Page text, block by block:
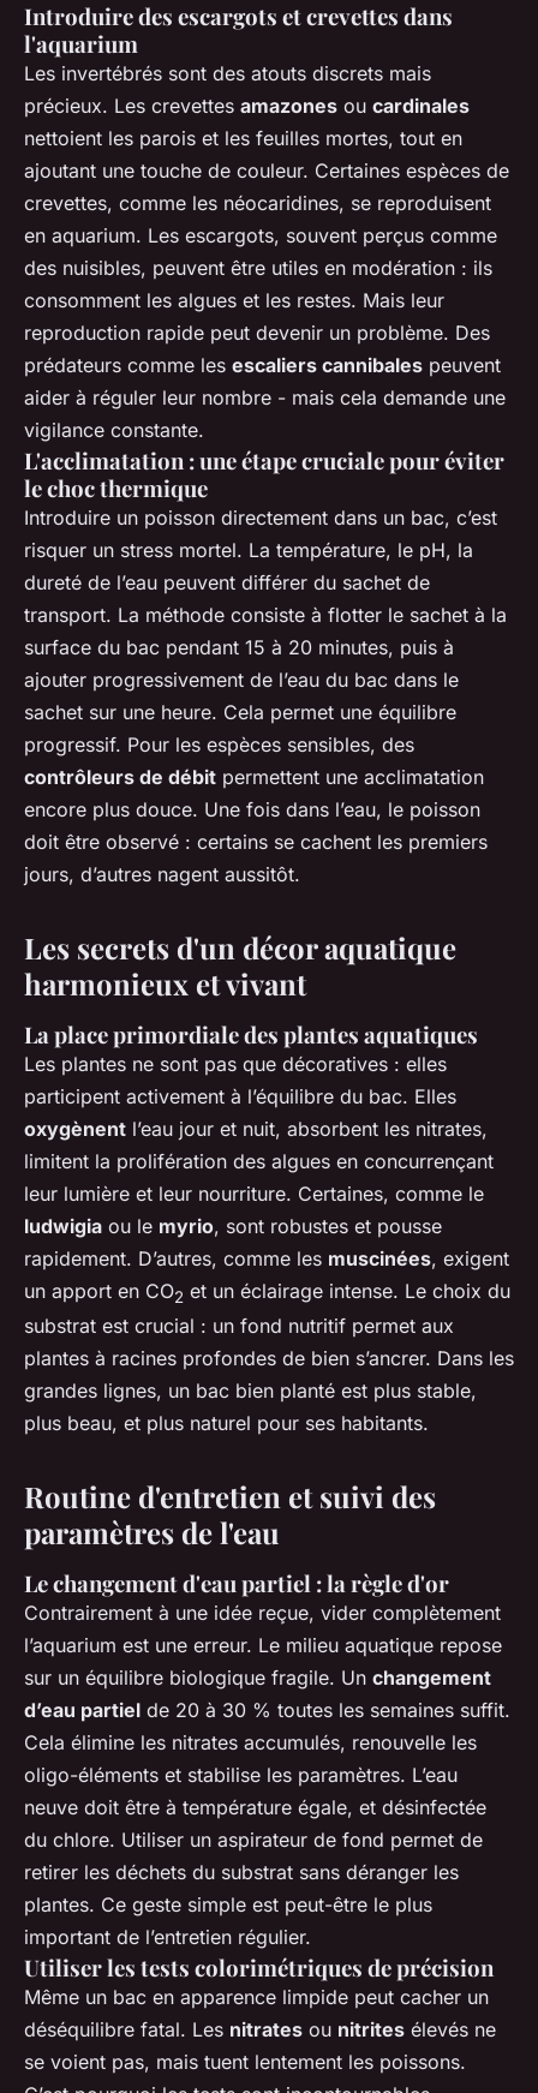
Introduire des escargots et crevettes dans
l'aquarium
Les invertébrés sont des atouts discrets mais
précieux. Les crevettes amazones ou cardinales
nettoient les parois et les feuilles mortes, tout en
ajoutant une touche de couleur. Certaines espèces de
crevettes, comme les néocaridines, se reproduisent
en aquarium. Les escargots, souvent perçus comme
des nuisibles, peuvent être utiles en modération : ils
consomment les algues et les restes. Mais leur
reproduction rapide peut devenir un problème. Des
prédateurs comme les escaliers cannibales peuvent
aider à réguler leur nombre - mais cela demande une
vigilance constante.
L'acclimatation : une étape cruciale pour éviter
le choc thermique
Introduire un poisson directement dans un bac, c’est
risquer un stress mortel. La température, le pH, la
dureté de l’eau peuvent différer du sachet de
transport. La méthode consiste à flotter le sachet à la
surface du bac pendant 15 à 20 minutes, puis à
ajouter progressivement de l’eau du bac dans le
sachet sur une heure. Cela permet une équilibre
progressif. Pour les espèces sensibles, des
contrôleurs de débit permettent une acclimatation
encore plus douce. Une fois dans l’eau, le poisson
doit être observé : certains se cachent les premiers
jours, d’autres nagent aussitôt.
Les secrets d'un décor aquatique
harmonieux et vivant
La place primordiale des plantes aquatiques
Les plantes ne sont pas que décoratives : elles
participent activement à l’équilibre du bac. Elles
oxygènent l’eau jour et nuit, absorbent les nitrates,
limitent la prolifération des algues en concurrençant
leur lumière et leur nourriture. Certaines, comme le
ludwigia ou le myrio, sont robustes et pousse
rapidement. D’autres, comme les muscinées, exigent
un apport en CO2 et un éclairage intense. Le choix du
substrat est crucial : un fond nutritif permet aux
plantes à racines profondes de bien s’ancrer. Dans les
grandes lignes, un bac bien planté est plus stable,
plus beau, et plus naturel pour ses habitants.
Routine d'entretien et suivi des
paramètres de l'eau
Le changement d'eau partiel : la règle d'or
Contrairement à une idée reçue, vider complètement
l’aquarium est une erreur. Le milieu aquatique repose
sur un équilibre biologique fragile. Un changement
d’eau partiel de 20 à 30 % toutes les semaines suffit.
Cela élimine les nitrates accumulés, renouvelle les
oligo-éléments et stabilise les paramètres. L’eau
neuve doit être à température égale, et désinfectée
du chlore. Utiliser un aspirateur de fond permet de
retirer les déchets du substrat sans déranger les
plantes. Ce geste simple est peut-être le plus
important de l’entretien régulier.
Utiliser les tests colorimétriques de précision
Même un bac en apparence limpide peut cacher un
déséquilibre fatal. Les nitrates ou nitrites élevés ne
se voient pas, mais tuent lentement les poissons.